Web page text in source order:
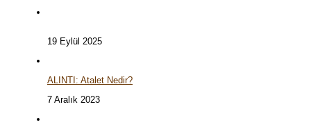
19 Eylül 2025
ALINTI: Atalet Nedir?
7 Aralık 2023